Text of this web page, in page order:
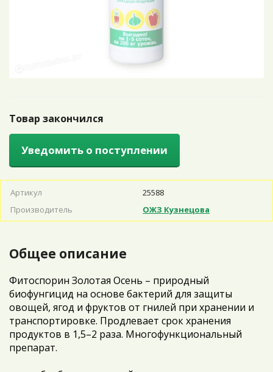
Товар закончился
Уведомить о поступлении
Артикул
25588
Производитель
ОЖЗ Кузнецова
Общее описание
Фитоспорин Золотая Осень – природный
биофунгицид на основе бактерий для защиты
овощей, ягод и фруктов от гнилей при хранении и
транспортировке. Продлевает срок хранения
продуктов в 1,5–2 раза. Многофункциональный
препарат.